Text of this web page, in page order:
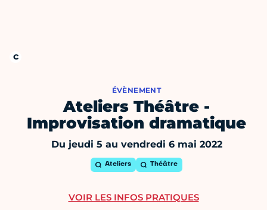
ÉVÈNEMENT
Ateliers Théâtre -
Improvisation dramatique
Du jeudi 5 au vendredi 6 mai 2022
Ateliers Théâtre
VOIR LES INFOS PRATIQUES